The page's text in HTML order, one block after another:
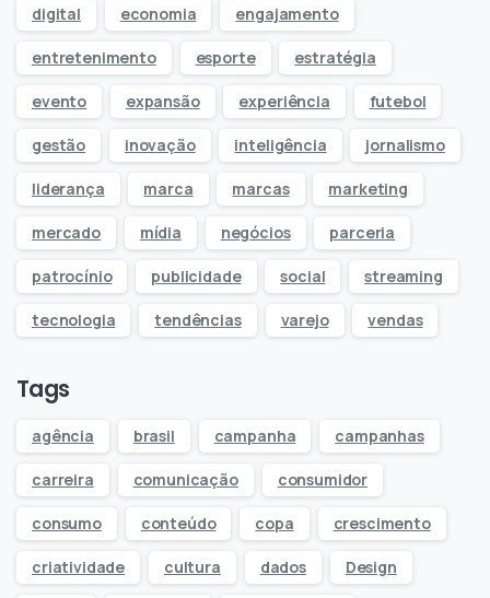
digital economia engajamento
entretenimento esporte estratégia
evento expansão experiência futebol
gestão inovação inteligência jornalismo
liderança marca marcas marketing
mercado mídia negócios parceria
patrocínio publicidade social streaming
tecnologia tendências varejo vendas
Tags
agência brasil campanha campanhas
carreira comunicação consumidor
consumo conteúdo copa crescimento
criatividade cultura dados Design